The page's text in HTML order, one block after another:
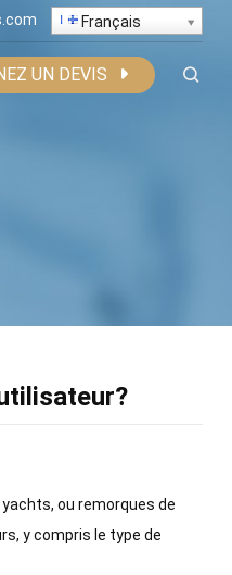
Français
UN DEVIS
ou remorques de
y compris le type de